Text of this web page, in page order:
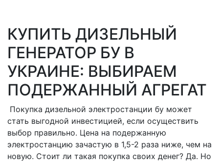
КУПИТЬ ДИЗЕЛЬНЫЙ
ГЕНЕРАТОР БУ В
УКРАИНЕ: ВЫБИРАЕМ
ПОДЕРЖАННЫЙ АГРЕГАТ
Покупка дизельной электростанции бу может
стать выгодной инвестицией, если осуществить
выбор правильно. Цена на подержанную
электростанцию зачастую в 1,5-2 раза ниже, чем на
новую. Стоит ли такая покупка своих денег? Да. Но